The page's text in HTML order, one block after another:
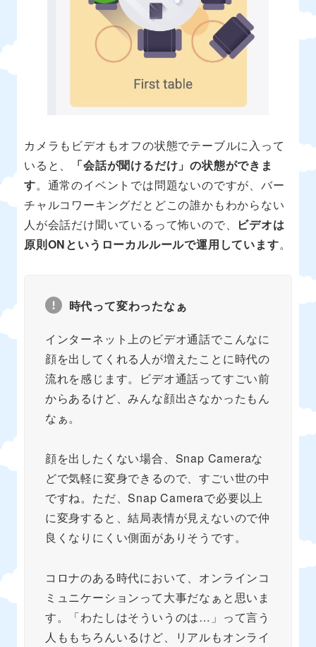
カメラもビデオもオフの状態でテーブルに入って
いると、
「会話が聞けるだけ」の状態ができま
す。通常のイベントでは問題ないのですが、バー
チャルコワーキングだとどこの誰かもわからない
人が会話だけ聞いているって怖いので、
ビデオは
原則ONというローカルルールで運用しています。
時代って変わったなぁ
インターネット上のビデオ通話でこんなに
顔を出してくれる人が増えたことに時代の
流れを感じます。ビデオ通話ってすごい前
からあるけど、みんな顔出さなかったもん
なぁ。
顔を出したくない場合、Snap Cameraな
どで気軽に変身できるので、すごい世の中
ですね。ただ、Snap Cameraで必要以上
に変身すると、結局表情が見えないので仲
良くなりにくい側面がありそうです。
コロナのある時代において、オンラインコ
ミュニケーションって大事だなぁと思いま
す。「わたしはそういうのは…」って言う
人ももちろんいるけど、リアルもオンライ